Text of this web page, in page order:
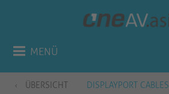
MENÜ
ÜBERSICHT DISPLAYPORT CABLES